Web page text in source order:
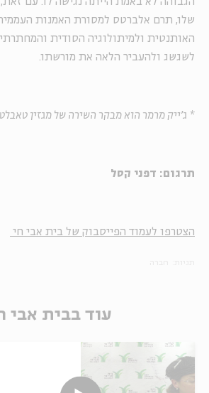
שלו, תרם אלברטס למסורת האמנות
האותנטית ולמיתולוגיה הסודית
לשגשג ולהעביר הלאה את מורשתו.
* ג'ייק מרמר הוא מבקר השירה של מגזין
תרגום: דפני קסל
הצטרפו לעמוד הפייסבוק של בית אבי חי
עוד בבית אבי